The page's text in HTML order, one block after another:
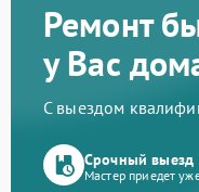
Ремонт
у Вас
С выездом
Срочный выезд
Мастер приедет